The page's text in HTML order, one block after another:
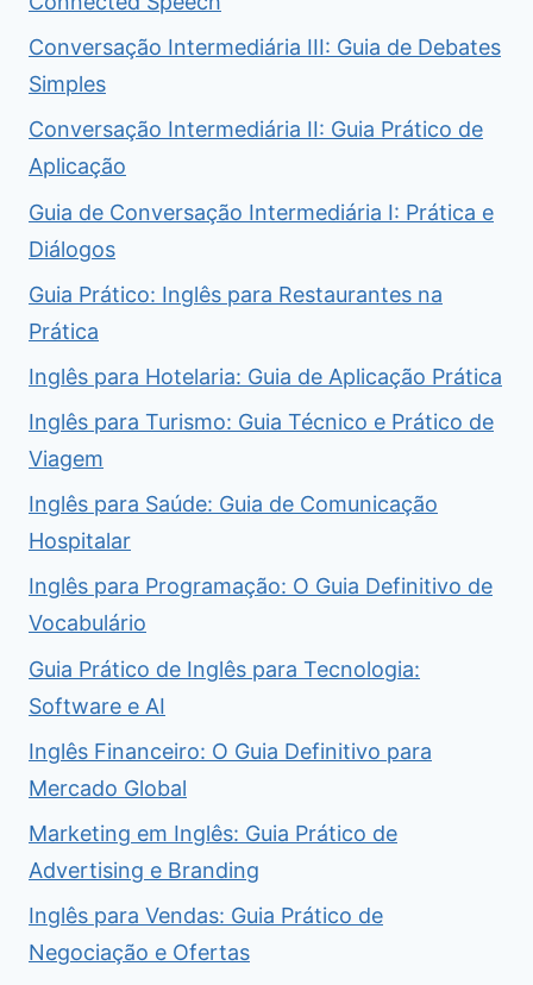
Conversação Intermediária III: Guia de Debates
Simples
Conversação Intermediária II: Guia Prático de
Aplicação
Guia de Conversação Intermediária I: Prática e
Diálogos
Guia Prático: Inglês para Restaurantes na
Prática
Inglês para Hotelaria: Guia de Aplicação Prática
Inglês para Turismo: Guia Técnico e Prático de
Viagem
Inglês para Saúde: Guia de Comunicação
Hospitalar
Inglês para Programação: O Guia Definitivo de
Vocabulário
Guia Prático de Inglês para Tecnologia:
Software e AI
Inglês Financeiro: O Guia Definitivo para
Mercado Global
Marketing em Inglês: Guia Prático de
Advertising e Branding
Inglês para Vendas: Guia Prático de
Negociação e Ofertas